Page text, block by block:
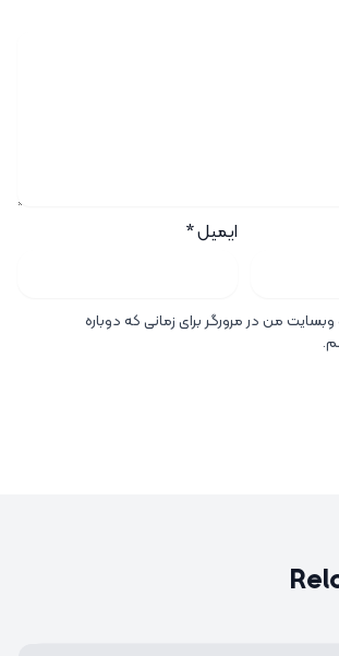
ایمیل*
من در مرورگر برای زمانی که دوباره